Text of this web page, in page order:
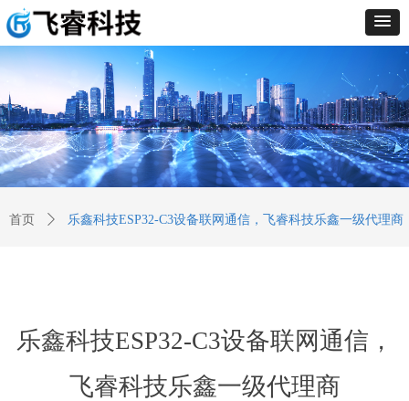
首页 ꄲ 乐鑫科技ESP32-C3设备联网通信，飞睿科技乐鑫一级代理商
乐鑫科技ESP32-C3设备联网通信，
飞睿科技乐鑫一级代理商